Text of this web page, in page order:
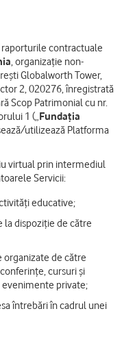
contractuale
, organizație non-
Globalworth Tower,
2, 020276, înregistrată
Scop Patrimonial cu nr.
1 („Fundația
utilizează Platforma
virtual prin intermediul
Servicii:
educative;
la dispoziție de către
de către
cursuri și
private;
întrebări în cadrul unei